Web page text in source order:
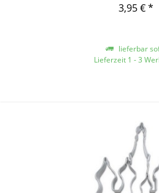
3,95 € *
lieferbar
Lieferzeit 1 - 3